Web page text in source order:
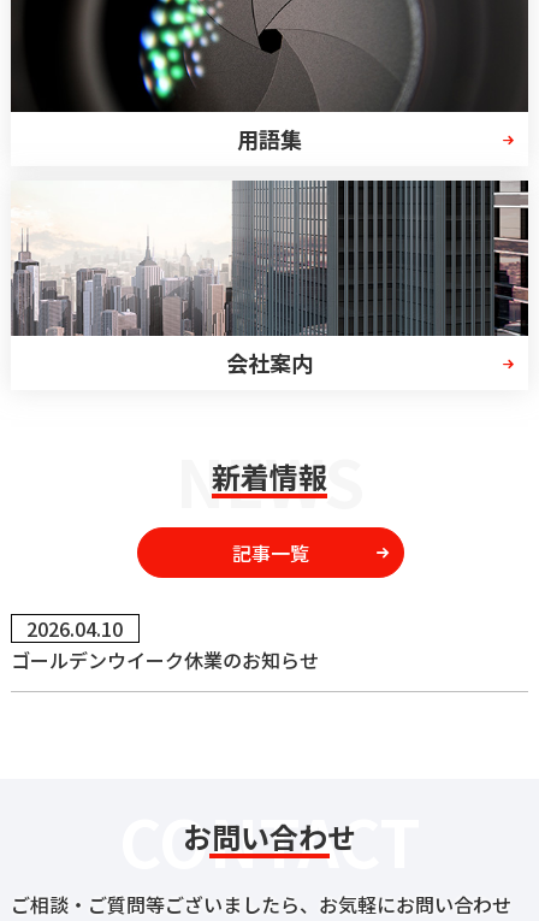
用語集
会社案内
NEWS
新着情報
記事一覧
2026.04.10
ゴールデンウイーク休業のお知らせ
CONTACT
お問い合わせ
ご相談・ご質問等ございましたら、お気軽にお問い合わせ